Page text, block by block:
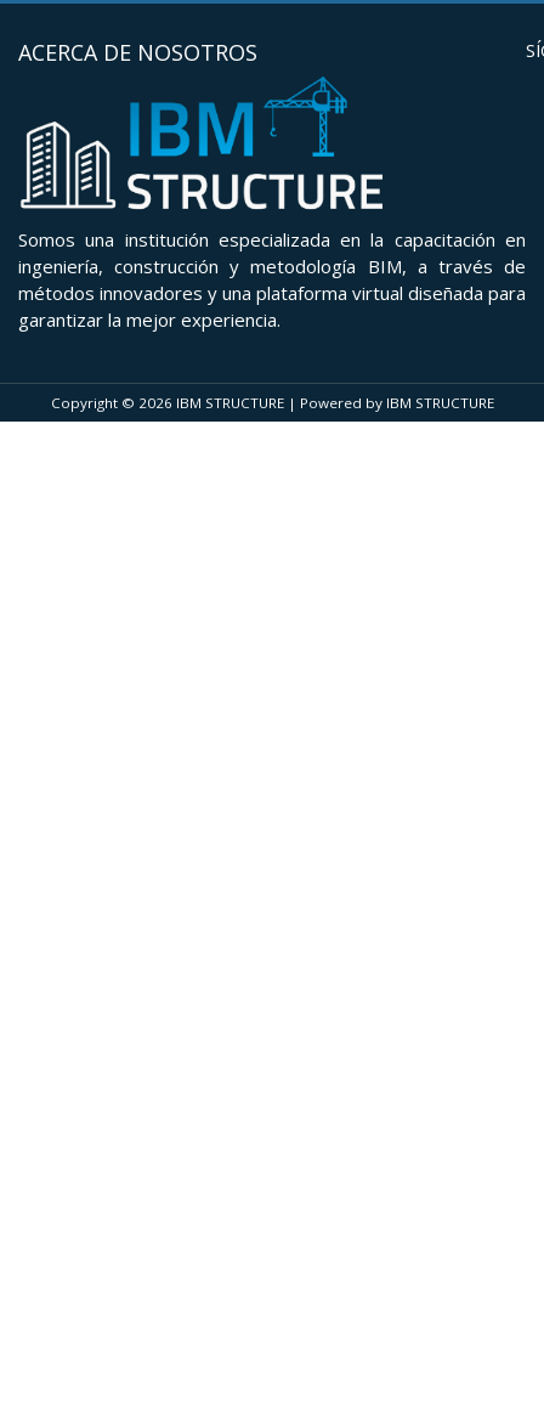
ACERCA DE NOSOTROS
Somos una institución especializada en la capacitación en
ingeniería, construcción y metodología BIM, a través de
métodos innovadores y una plataforma virtual diseñada para
garantizar la mejor experiencia.
Copyright © 2026 IBM STRUCTURE | Powered by IBM STRUCTURE